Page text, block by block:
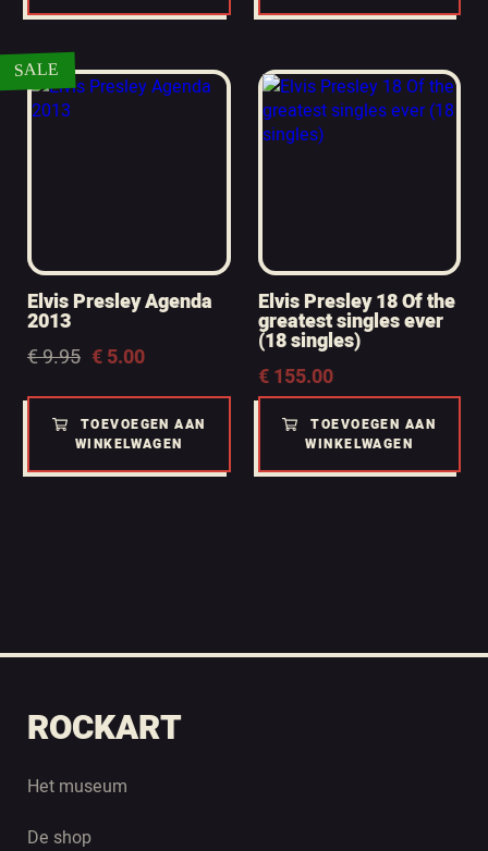
SALE
Elvis Presley Agenda
2013
€9.95
Oorspronkelijke
was:
€ 9.95.
€5.00
Huidige
is:
€ 5.00.
TOEVOEGEN AAN
WINKELWAGEN
Elvis Presley 18 Of the
greatest singles ever
(18 singles)
€155.00
TOEVOEGEN AAN
WINKELWAGEN
ROCKART
Het museum
De shop